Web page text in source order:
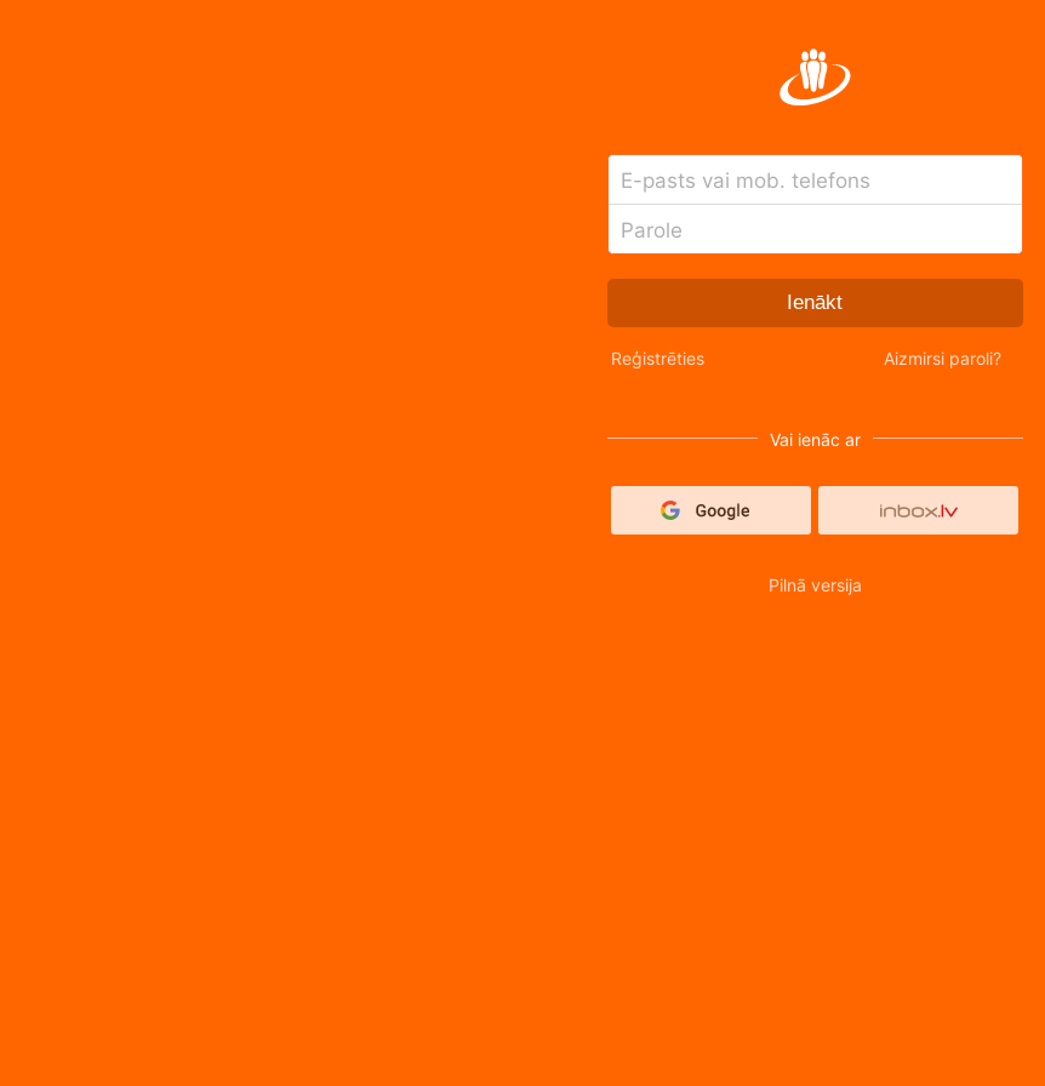
E-pasts vai mob. telefons
Parole
Ienākt
Reģistrēties Aizmirsi paroli?
Vai ienāc ar
Pilnā versija